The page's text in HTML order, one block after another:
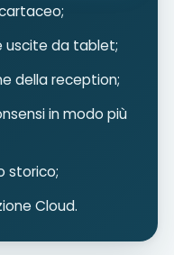
uscite da tablet;
della reception;
in modo più
storico;
Cloud.